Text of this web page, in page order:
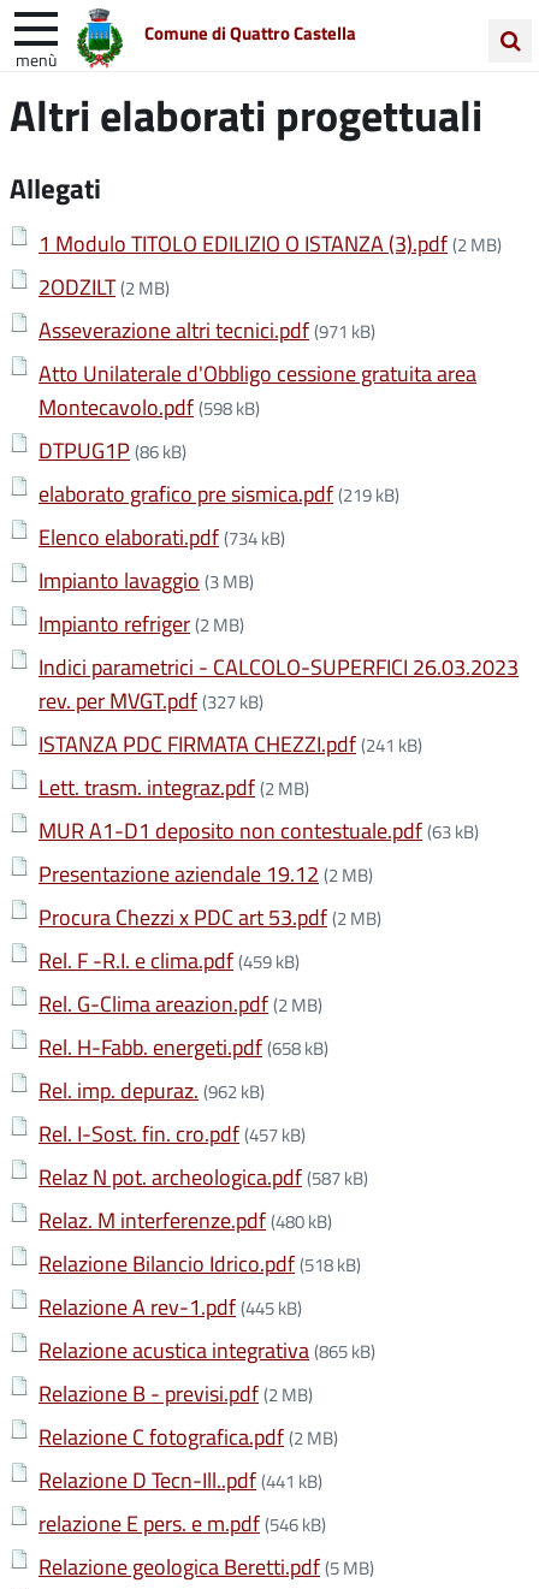
Comune di Quattro Castella
menù
nel
Entra in Comune Vivi Quattro Castella
Altri elaborati progettuali
Allegati
1 Modulo TITOLO EDILIZIO O ISTANZA (3).pdf(2 MB)
2ODZILT(2 MB)
Asseverazione altri tecnici.pdf(971 kB)
Atto Unilaterale d'Obbligo cessione gratuita area
Montecavolo.pdf(598 kB)
DTPUG1P (86 kB)
elaborato grafico pre sismica.pdf(219 kB)
Elenco elaborati.pdf(734 kB)
Impianto lavaggio (3 MB)
Impianto refriger(2 MB)
Indici parametrici - CALCOLO-SUPERFICI 26.03.2023
rev. per MVGT.pdf(327 kB)
ISTANZA PDC FIRMATA CHEZZI.pdf(241 kB)
Lett. trasm. integraz.pdf(2 MB)
MUR A1-D1 deposito non contestuale.pdf(63 kB)
Presentazione aziendale 19.12 (2 MB)
Procura Chezzi x PDC art 53.pdf(2 MB)
Rel. F -R.I. e clima.pdf(459 kB)
Rel. G-Clima areazion.pdf(2 MB)
Rel. H-Fabb. energeti.pdf(658 kB)
Rel. imp. depuraz. (962 kB)
Rel. I-Sost. fin. cro.pdf(457 kB)
Relaz N pot. archeologica.pdf(587 kB)
Relaz. M interferenze.pdf(480 kB)
Relazione Bilancio Idrico.pdf(518 kB)
Relazione A rev-1.pdf(445 kB)
Relazione acustica integrativa(865 kB)
Relazione B - previsi.pdf(2 MB)
Relazione C fotografica.pdf(2 MB)
Relazione D Tecn-Ill..pdf(441 kB)
relazione E pers. e m.pdf(546 kB)
Relazione geologica Beretti.pdf(5 MB)